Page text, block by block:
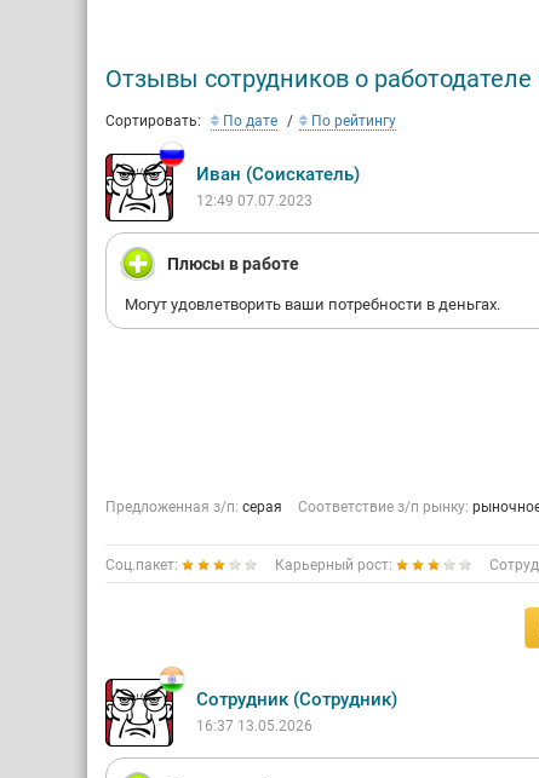
Отзывы сотрудников о
Сортировать: По дате По рейтингу
Иван (Соискатель)
12:49 07.07.2023
Плюсы в работе
Могут удовлетворить ваши потребности в деньгах.
Предложенная з/п: серая Соответствие з/п рынку:
Соц.пакет: Карьерный рост:
Сотрудник (Сотрудник)
16:37 13.05.2026